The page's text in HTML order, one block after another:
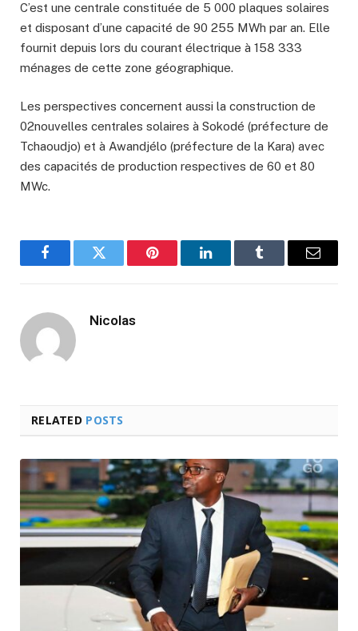
C’est une centrale constituée de 5 000 plaques solaires
et disposant d’une capacité de 90 255 MWh par an. Elle
fournit depuis lors du courant électrique à 158 333
ménages de cette zone géographique.
Les perspectives concernent aussi la construction de
02nouvelles centrales solaires à Sokodé (préfecture de
Tchaoudjo) et à Awandjélo (préfecture de la Kara) avec
des capacités de production respectives de 60 et 80
MWc.
FacebookTwitter Pinterest LinkedInTumblr Email
Nicolas
RELATED POSTS